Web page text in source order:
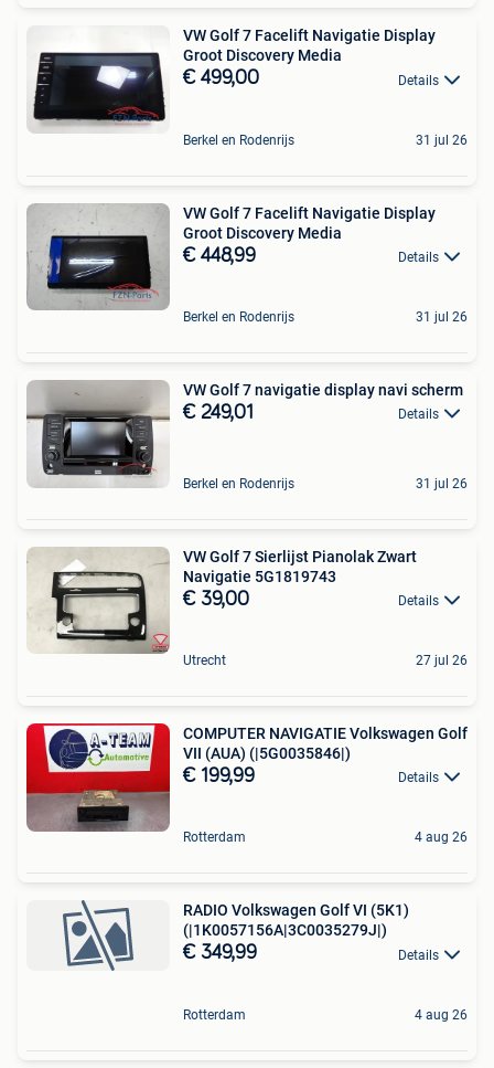
VW Golf 7 Facelift Navigatie Display
Groot Discovery Media
€ 499,00 Details
Berkel en Rodenrijs 31 jul 26
VW Golf 7 Facelift Navigatie Display
Groot Discovery Media
€ 448,99 Details
Berkel en Rodenrijs 31 jul 26
VW Golf 7 navigatie display navi scherm
€ 249,01 Details
Berkel en Rodenrijs 31 jul 26
VW Golf 7 Sierlijst Pianolak Zwart
Navigatie 5G1819743
€ 39,00 Details
Utrecht 27 jul 26
COMPUTER NAVIGATIE Volkswagen Golf
VII (AUA) (|5G0035846|)
€ 199,99 Details
Rotterdam 4 aug 26
RADIO Volkswagen Golf VI (5K1)
(|1K0057156A|3C0035279J|)
€ 349,99 Details
Rotterdam 4 aug 26